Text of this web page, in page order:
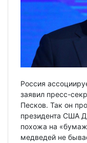
Россия
заявил пресс-
Песков. Так он
президента США
похожа на
медведей не